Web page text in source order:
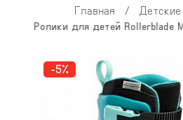
Главная /
Ролики для детей Rollerblade
-5%